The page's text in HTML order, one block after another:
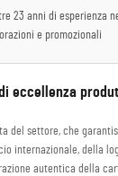
23 anni di esperienza
e promozionali
eccellenza
del settore, che
internazionale, della
autentica della